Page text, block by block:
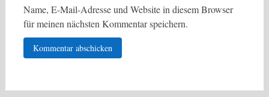
Name, E-Mail-Adresse und Website in diesem Browser
für meinen nächsten Kommentar speichern.